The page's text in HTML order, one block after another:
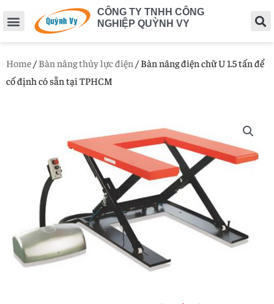
CÔNG TY TNHH CÔNG
NGHIỆP QUỲNH VY
Home /Bàn nâng thủy lực điện / Bàn nâng điện chữ U 1.5 tấn để
cố định có sẵn tại TPHCM